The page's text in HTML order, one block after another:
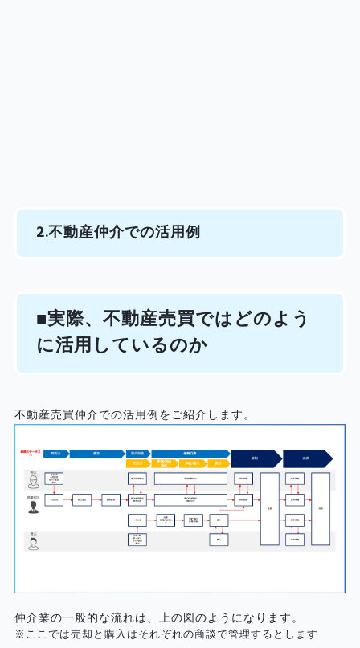
2.不動産仲介での活用例
■実際、不動産売買ではどのよう
に活用しているのか
不動産売買仲介での活用例をご紹介します。
仲介業の一般的な流れは、上の図のようになります。
※ここでは売却と購入はそれぞれの商談で管理するとします